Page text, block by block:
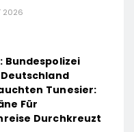
2026
Bundespolizei
Tunesier:
Für
Durchkreuzt